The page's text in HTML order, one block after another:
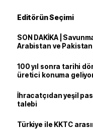
Editörün Seçimi
SON DAKİKA |
Arabistan ve Pakistan
100 yıl sonra tarihi
üretici konuma
İhracatçıdan yeşil
talebi
Türkiye ile KKTC